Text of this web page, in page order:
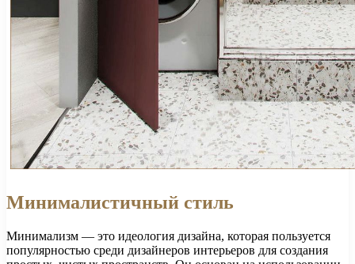
Минималистичный стиль
Минимализм — это идеология дизайна, которая пользуется
популярностью среди дизайнеров интерьеров для создания